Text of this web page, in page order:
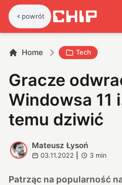
powrót
Home Tech
Gracze
Windowsa 11
temu dziwić
M
Mateusz Łysoń
03.11.2022 3 min
Patrząc na popularność